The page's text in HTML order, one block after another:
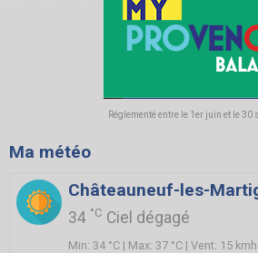
Réglementé entre le 1er juin et le 30
Ma météo
Châteauneuf-les-
34 °C Ciel dégagé
Min: 34 °C | Max: 37 °C | Vent: 15